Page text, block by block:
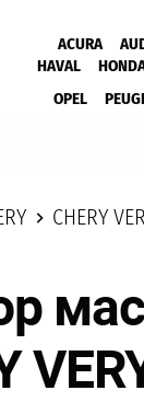
ACURA
HAVAL
OPEL
CHERY